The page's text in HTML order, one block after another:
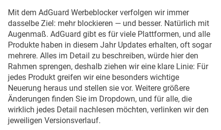
Mit dem AdGuard Werbeblocker verfolgen wir immer
dasselbe Ziel: mehr blockieren — und besser. Natürlich mit
Augenmaß. AdGuard gibt es für viele Plattformen, und alle
Produkte haben in diesem Jahr Updates erhalten, oft sogar
mehrere. Alles im Detail zu beschreiben, würde hier den
Rahmen sprengen, deshalb ziehen wir eine klare Linie: Für
jedes Produkt greifen wir eine besonders wichtige
Neuerung heraus und stellen sie vor. Weitere größere
Änderungen finden Sie im Dropdown, und für alle, die
wirklich jedes Detail nachlesen möchten, verlinken wir den
jeweiligen Versionsverlauf.